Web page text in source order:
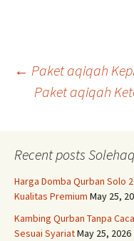
Post
← Paket aqiqah
Paket aqiqah
Recent posts
Harga Domba Qurban Solo
Kualitas Premium May 25,
Kambing Qurban Tanpa
Sesuai SyariatMay 25, 2026